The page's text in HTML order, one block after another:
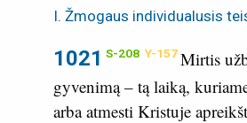
I. Žmogaus individualusis
1021 S-208 Y-157Mirtis
gyvenimą – tą laiką,
arba atmesti Kristuje